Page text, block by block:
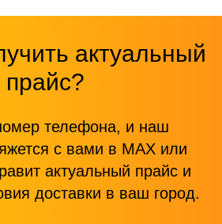
актуальный
прайс?
телефона, и наш
с вами в MAX или
актуальный прайс и
доставки в ваш город.